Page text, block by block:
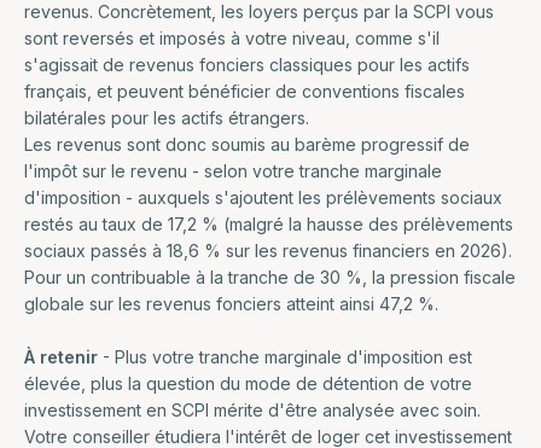
revenus. Concrètement, les loyers perçus par la SCPI vous
sont reversés et imposés à votre niveau, comme s'il
s'agissait de revenus fonciers classiques pour les actifs
français, et peuvent bénéficier de conventions fiscales
bilatérales pour les actifs étrangers.
Les revenus sont donc soumis au barème progressif de
l'impôt sur le revenu - selon votre tranche marginale
d'imposition - auxquels s'ajoutent les prélèvements sociaux
restés au taux de 17,2 % (malgré la hausse des prélèvements
sociaux passés à 18,6 % sur les revenus financiers en 2026).
Pour un contribuable à la tranche de 30 %, la pression fiscale
globale sur les revenus fonciers atteint ainsi 47,2 %.
À retenir - Plus votre tranche marginale d'imposition est
élevée, plus la question du mode de détention de votre
investissement en SCPI mérite d'être analysée avec soin.
Votre conseiller étudiera l'intérêt de loger cet investissement